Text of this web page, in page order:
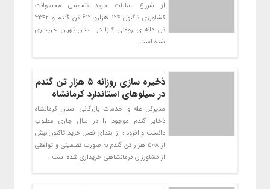
از شروع عملیات خرید تضمینی محصولات
کشاورزی تاکنون 124 هزارو 612 تن گندم و 3342
تن دانه ی روغنی کلزا در استان تهران خریداری
شده است.
ذخیره سازی روزانه ۵ هزار تن گندم
در سیلوهای استاندارد کرمانشاه
مدیرکل غله و خدمات بازرگانی استان کرمانشاه
ذخایر گندم موجود را در سال جاری مطلوب
دانست و افزود : از ابتدای فصل خرید تاکنون بیش
از 508 هزار تن گندم به صورت تضمینی و توافقی
از کشاورزان کرمانشاهی خریداری شده است .